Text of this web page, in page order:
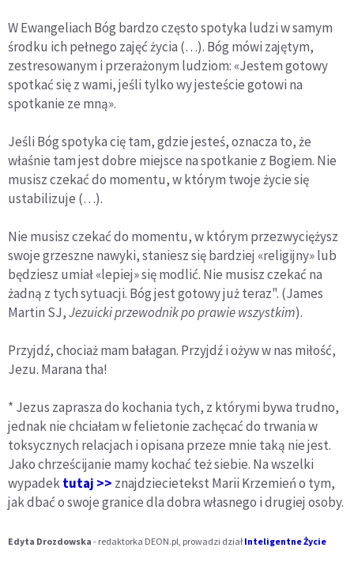
W Ewangeliach Bóg bardzo często spotyka ludzi w samym
środku ich pełnego zajęć życia (…). Bóg mówi zajętym,
zestresowanym i przerażonym ludziom: «Jestem gotowy
spotkać się z wami, jeśli tylko wy jesteście gotowi na
spotkanie ze mną».
Jeśli Bóg spotyka cię tam, gdzie jesteś, oznacza to, że
właśnie tam jest dobre miejsce na spotkanie z Bogiem. Nie
musisz czekać do momentu, w którym twoje życie się
ustabilizuje (…).
Nie musisz czekać do momentu, w którym przezwyciężysz
swoje grzeszne nawyki, staniesz się bardziej «religijny» lub
będziesz umiał «lepiej» się modlić. Nie musisz czekać na
żadną z tych sytuacji. Bóg jest gotowy już teraz". (James
Martin SJ,Jezuicki przewodnik po prawie wszystkim).
Przyjdź, chociaż mam bałagan. Przyjdź i ożyw w nas miłość,
Jezu. Marana tha!
* Jezus zaprasza do kochania tych, z którymi bywa trudno,
jednak nie chciałam w felietonie zachęcać do trwania w
toksycznych relacjach i opisana przeze mnie taką nie jest.
Jako chrześcijanie mamy kochać też siebie. Na wszelki
wypadektutaj >> znajdziecietekst Marii Krzemień o tym,
jak dbać o swoje granice dla dobra własnego i drugiej osoby.
Edyta Drozdowska - redaktorka DEON.pl, prowadzi działInteligentne Życie